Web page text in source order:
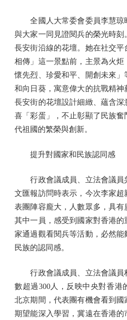
全國人大常委會委員李慧琼
與大家一同見證閱兵的榮光時
長安街沿線的花壇。她在社交平
相傳」這一景點前，主景為火
懷先烈、珍愛和平、開創未來
和向日葵，寓意偉大的抗戰精神
長安街的花壇設計細緻、蘊含
喜「彩蛋」，不止彰顯了民族
代祖國的繁榮與創新。
提升對國家和民族認同感
行政會議成員、立法會議員
文匯報訪問時表示，今次李家
表團陣容龐大，人數眾多，具
其中一員，感受到國家對香港
家通過觀看閱兵等活動，必然
民族的認同感。
行政會議成員、立法會議員
數超過300人，反映中央對香港
北京期間，代表團有機會看到
期望能深入學習，冀遠在香港